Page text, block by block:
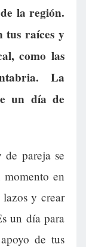
la región.
tus raíces y
como las
La
un día de
de pareja se
momento en
y crear
un día para
de tus